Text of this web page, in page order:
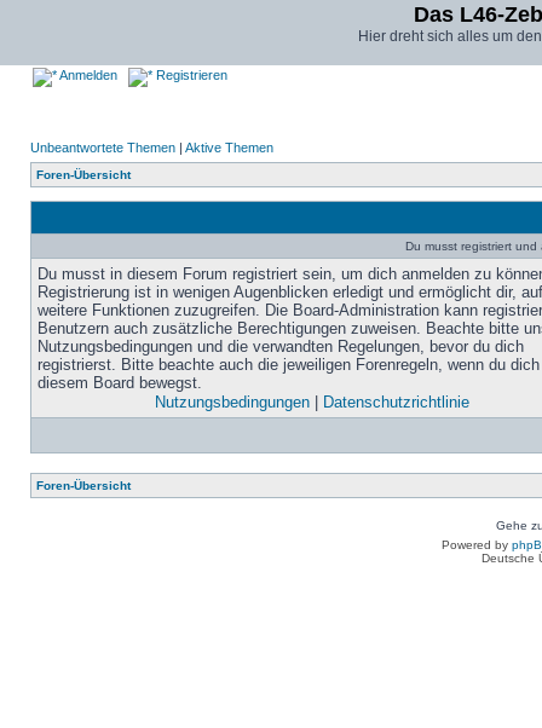
Das L46-
Hier dreht sich alles um
Anmelden Registrieren
Unbeantwortete Themen | Aktive Themen
Foren-Übersicht
Du musst registriert
Du musst in diesem Forum registriert sein, um dich anmelden zu
Registrierung ist in wenigen Augenblicken erledigt und ermöglicht dir, auf
weitere Funktionen zuzugreifen. Die Board-Administration kann
Benutzern auch zusätzliche Berechtigungen zuweisen. Beachte bitte
Nutzungsbedingungen und die verwandten Regelungen, bevor du dich
registrierst. Bitte beachte auch die jeweiligen Forenregeln, wenn du
diesem Board bewegst.
Nutzungsbedingungen| Datenschutzrichtlinie
Foren-Übersicht
Gehe
Powered by
Deutsche